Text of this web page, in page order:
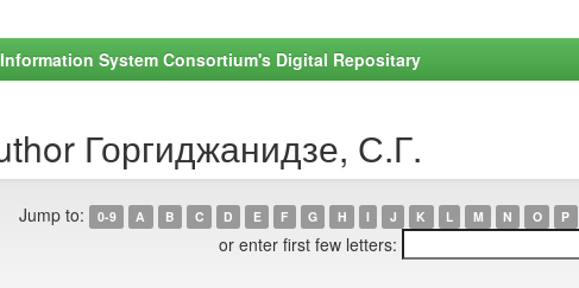
System Consortium's Digital Repositary
Горгиджанидзе, С.Г.
Jump to: 0-9 A B C D E F G H I J K L M N O P
or enter first few letters: